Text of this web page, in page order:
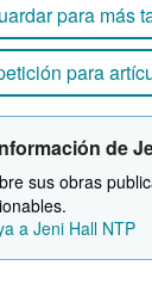
para más
para
de
sus obras
a Jeni Hall NTP